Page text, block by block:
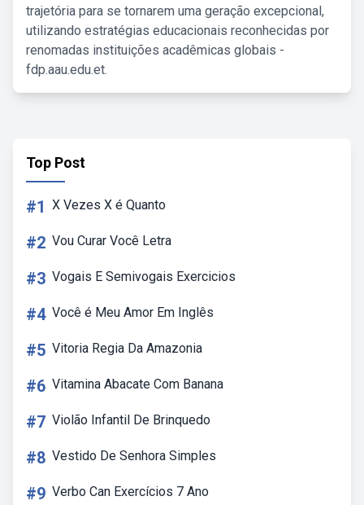
trajetória para se tornarem uma geração excepcional,
utilizando estratégias educacionais reconhecidas por
renomadas instituições acadêmicas globais -
fdp.aau.edu.et.
Top Post
#1 X Vezes X é Quanto
#2 Vou Curar Você Letra
#3 Vogais E Semivogais Exercicios
#4 Você é Meu Amor Em Inglês
#5 Vitoria Regia Da Amazonia
#6 Vitamina Abacate Com Banana
#7 Violão Infantil De Brinquedo
#8 Vestido De Senhora Simples
#9 Verbo Can Exercícios 7 Ano